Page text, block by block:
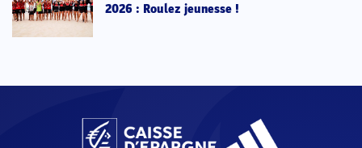
2026 : Roulez jeunesse !